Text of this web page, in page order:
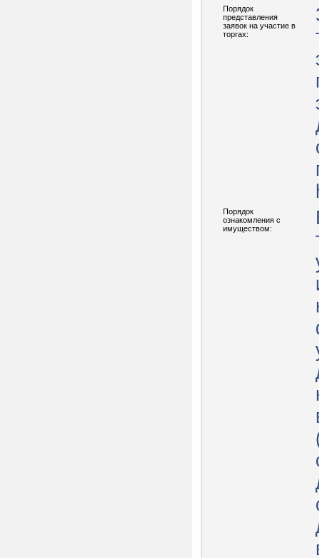
Порядок
представления
заявок на участие в
торгах:
Порядок
ознакомления с
имуществом: